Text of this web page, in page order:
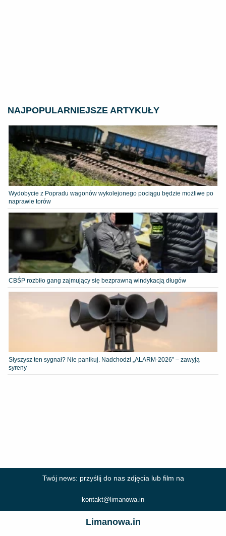
NAJPOPULARNIEJSZE ARTYKUŁY
Wydobycie z Popradu wagonów wykolejonego pociągu będzie możliwe po
naprawie torów
CBŚP rozbiło gang zajmujący się bezprawną windykacją długów
Słyszysz ten sygnał? Nie panikuj. Nadchodzi „ALARM-2026” – zawyją
syreny
Twój news: przyślij do nas zdjęcia lub film na
kontakt@limanowa.in
Limanowa.in